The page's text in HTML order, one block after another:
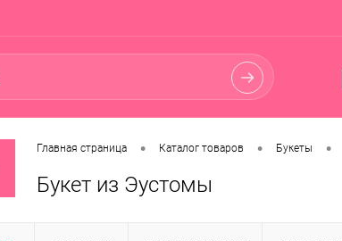
Главная страница • Каталог товаров • Букеты •
Букет из Эустомы